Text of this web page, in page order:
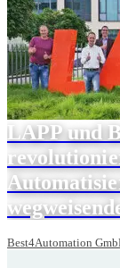
LAPP und
Best4Automation